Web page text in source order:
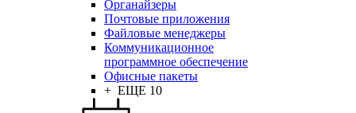
Органайзеры
Почтовые приложения
Файловые менеджеры
Коммуникационное
программное обеспечение
Офисные пакеты
+ ЕЩЕ 10